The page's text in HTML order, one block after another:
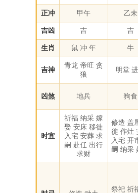
正冲 甲午 乙未
吉凶 吉 吉
生肖 鼠 冲 年 牛
吉神
青龙 帝旺 贪
狼
明堂
凶煞 地兵 狗食
时宜
祈福 纳采 嫁
娶 安床 移徙
入宅 安葬 求
嗣 赴任 出行
求财
修造 盖
徙 作灶
入宅 开
嗣 纳采
祭祀 祈